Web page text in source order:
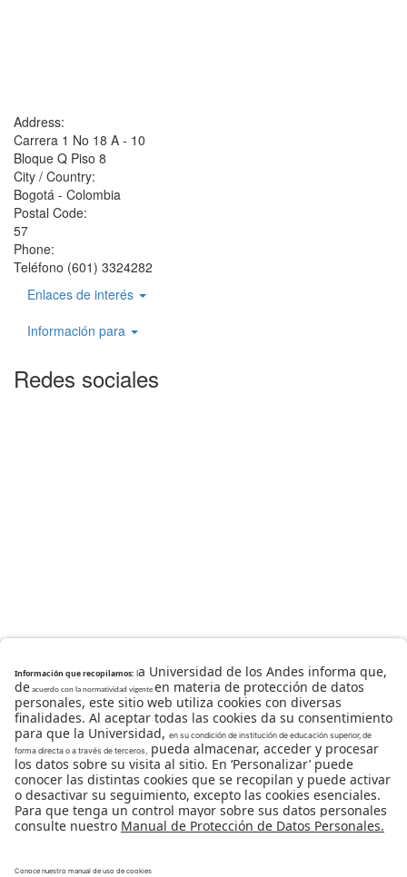
Address:
Carrera 1 No 18 A - 10
Bloque Q Piso 8
City / Country:
Bogotá - Colombia
Postal Code:
57
Phone:
Teléfono (601) 3324282
Enlaces de interés
Información para
Redes sociales